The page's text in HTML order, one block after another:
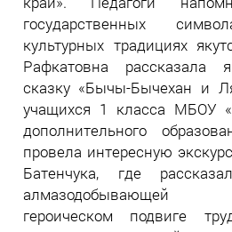
государственных
культурных традициях
Рафкатовна рассказала
сказку «Бычы-Бычехан и
учащихся 1 класса МБОУ
дополнительного
провела интересную
Батенчука, где
алмазодобывающей
героическом подвиге